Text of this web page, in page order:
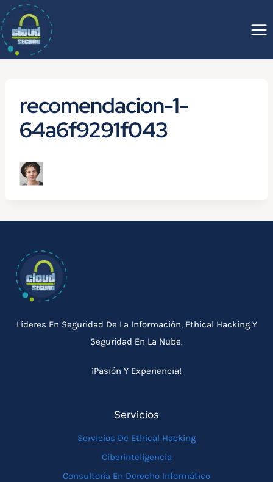
Saltar
al
contenido
recomendacion-1-
64a6f9291f043
Líderes En Seguridad De La Información, Ethical Hacking Y
Seguridad En La Nube.
¡Pasión Y Experiencia!
Servicios
Servicios De Ethical Hacking
Ciberinteligencia
Consultoría En Derecho Informático